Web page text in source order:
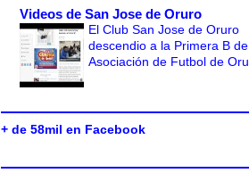
Videos de San Jose de Oruro
El Club San Jose de Oruro
descendio a la Primera B
Asociación de Futbol de
+ de 58mil en Facebook